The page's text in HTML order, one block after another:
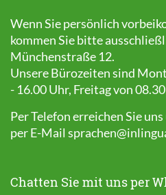
Wenn Sie persönlich
kommen Sie bitte
Münchenstraße 12.
Unsere Bürozeiten sind
- 16.00 Uhr, Freitag von
Per Telefon erreichen Sie
per E-Mail
Chatten Sie mit uns per